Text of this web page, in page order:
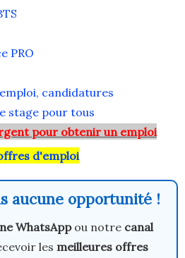
PRO
candidatures
stage pour tous
pour obtenir un emploi
d'emploi
aucune opportunité !
WhatsAppou notre canal
les meilleures offres